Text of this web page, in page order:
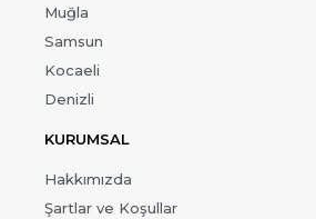
Muğla
Samsun
Kocaeli
Denizli
KURUMSAL
Hakkımızda
Şartlar ve Koşullar